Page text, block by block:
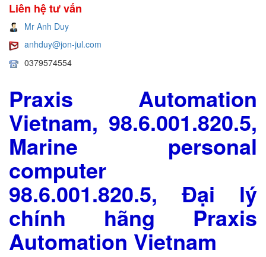
Liên hệ tư vấn
Mr Anh Duy
anhduy@jon-jul.com
0379574554
Praxis Automation
Vietnam, 98.6.001.820.5,
Marine personal
computer
98.6.001.820.5, Đại lý
chính hãng Praxis
Automation Vietnam